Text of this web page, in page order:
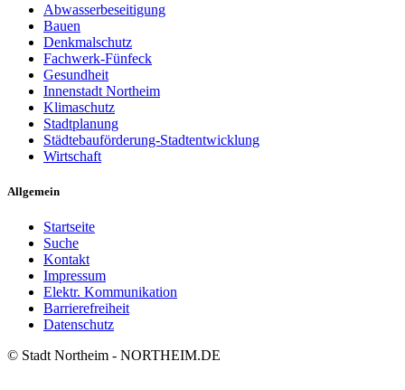
Abwasserbeseitigung
Bauen
Denkmalschutz
Fachwerk-Fünfeck
Gesundheit
Innenstadt Northeim
Klimaschutz
Stadtplanung
Städtebauförderung-Stadtentwicklung
Wirtschaft
Allgemein
Startseite
Suche
Kontakt
Impressum
Elektr. Kommunikation
Barrierefreiheit
Datenschutz
© Stadt Northeim - NORTHEIM.DE